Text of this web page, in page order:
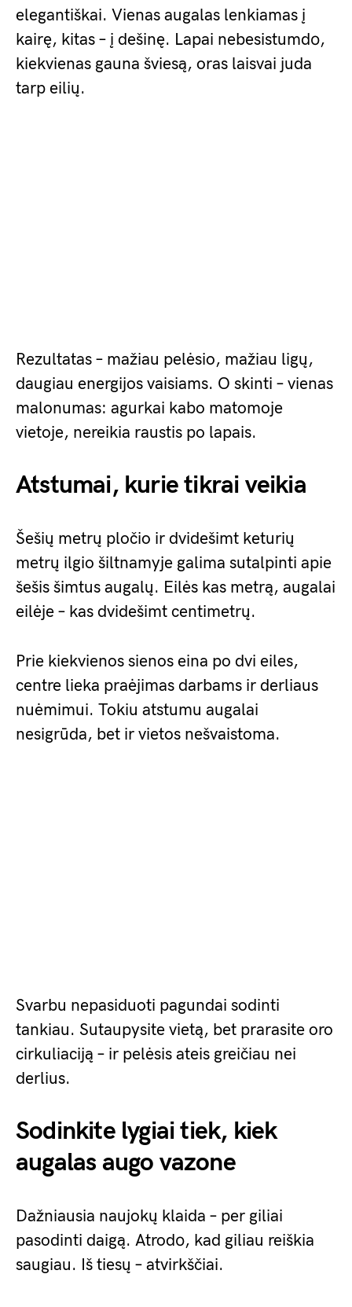
elegantiškai. Vienas augalas lenkiamas į
kairę, kitas – į dešinę. Lapai nebesistumdо,
kiekvienas gauna šviesą, oras laisvai juda
tarp eilių.
Rezultatas – mažiau pelėsio, mažiau ligų,
daugiau energijos vaisiams. O skinti – vienas
malonumas: agurkai kabo matomoje
vietoje, nereikia raustis po lapais.
Atstumai, kurie tikrai veikia
Šešių metrų pločio ir dvidešimt keturių
metrų ilgio šiltnamyje galima sutalpinti apie
šešis šimtus augalų. Eilės kas metrą, augalai
eilėje – kas dvidešimt centimetrų.
Prie kiekvienos sienos eina po dvi eiles,
centre lieka praėjimas darbams ir derliaus
nuėmimui. Tokiu atstumu augalai
nesigrūda, bet ir vietos nešvaistoma.
Svarbu nepasiduoti pagundai sodinti
tankiau. Sutaupysite vietą, bet prarasite oro
cirkuliaciją – ir pelėsis ateis greičiau nei
derlius.
Sodinkite lygiai tiek, kiek
augalas augo vazone
Dažniausia naujokų klaida – per giliai
pasodinti daigą. Atrodо, kad giliau reiškia
saugiau. Iš tiesų – atvirkščiai.